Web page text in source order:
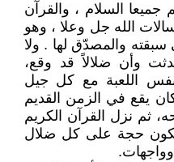
جميعا السلام ، والقرآن
الله جل وعلا ، وهو
سبقته والمصدّق لها . ولا
وأن ضلالاً قد وقع،
اللعبة مع كل جيل
يقع في الزمن القديم
ثم نزل القرآن الكريم
حجة على كل ضلال